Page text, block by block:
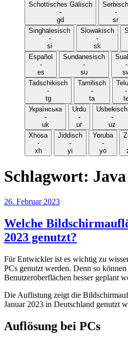
Schottisches Gälisch
-
gd
Serbisch
-
sr
Singhalesisch
-
si
Slowakisch
-
sk
Español
-
es
Sundanesisch
-
su
-
Tadschikisch
-
tg
Tamilisch
-
ta
-
Українська
-
uk
Urdu
-
ur
Usbekisch
-
uz
Xhosa
-
xh
Jiddisch
-
yi
Yoruba
-
yo
Schlagwort: Java
Veröffentlicht
26. Februar 2023
Welche
2023 genutzt?
Für Entwickler ist es wichtig zu
PCs genutzt werden. Denn so
Benutzeroberflächen besser geplant
Die Auflistung zeigt die
Januar 2023 in Deutschland genutzt
Auflösung bei PCs